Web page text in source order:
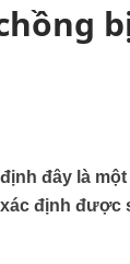
đây là
định được